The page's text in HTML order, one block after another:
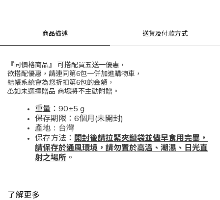
商品描述 送貨及付款方式
『同價格商品』 可搭配買五送一優惠，
欲搭配優惠，請連同第6包一併加進購物車，
結帳系統會為您折扣第6包的金額，
⚠️如未選擇贈品 商場將不主動附贈。
重量：90±5 g
保存期限：6個月(未開封)
產地：台灣
保存方法： 開封後請拉緊夾鏈袋並儘早食用完畢，
請保存於通風環境，請勿置於高溫、潮濕、日光直
射之場所 。
了解更多